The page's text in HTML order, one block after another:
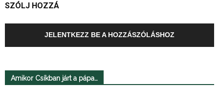
SZÓLJ HOZZÁ
JELENTKEZZ BE A HOZZÁSZÓLÁSHOZ
Amikor Csíkban járt a pápa…